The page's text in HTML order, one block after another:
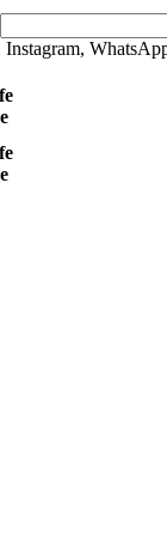
Instagram,